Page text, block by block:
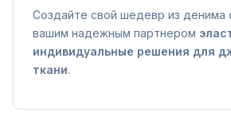
Создайте свой шедевр из денима
вашим надежным партнером
индивидуальные решения для
ткани.